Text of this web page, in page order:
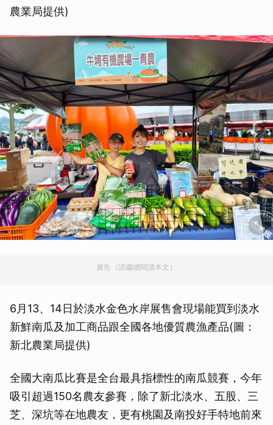
農業局提供)
廣告（請繼續閱讀本文）
6月13、14日於淡水金色水岸展售會現場能買到淡水
新鮮南瓜及加工商品跟全國各地優質農漁產品(圖：
新北農業局提供)
全國大南瓜比賽是全台最具指標性的南瓜競賽，今年
吸引超過150名農友參賽，除了新北淡水、五股、三
芝、深坑等在地農友，更有桃園及南投好手特地前來